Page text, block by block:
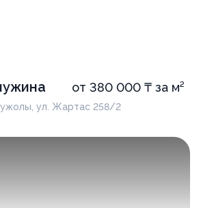
от 380 000 ₸ за м²
ул. Жартас 258/2